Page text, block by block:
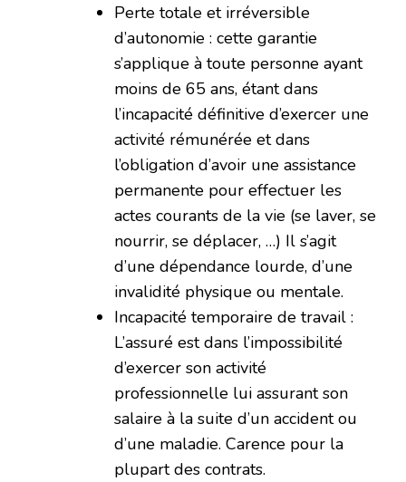
Perte totale et irréversible
d’autonomie : cette garantie
s’applique à toute personne ayant
moins de 65 ans, étant dans
l’incapacité définitive d’exercer une
activité rémunérée et dans
l’obligation d’avoir une assistance
permanente pour effectuer les
actes courants de la vie (se laver, se
nourrir, se déplacer, …) Il s’agit
d’une dépendance lourde, d’une
invalidité physique ou mentale.
Incapacité temporaire de travail :
L’assuré est dans l’impossibilité
d’exercer son activité
professionnelle lui assurant son
salaire à la suite d’un accident ou
d’une maladie. Carence pour la
plupart des contrats.